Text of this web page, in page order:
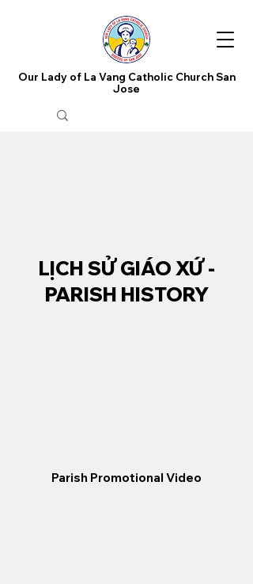
Our Lady of La Vang Catholic Church San
Jose
LỊCH SỬGIÁO XỨ -
PARISH HISTORY
Parish Promotional Video